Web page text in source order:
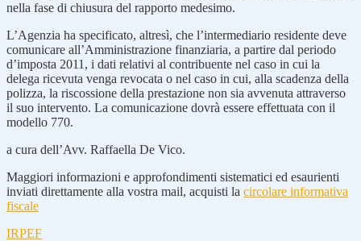
nella fase di chiusura del rapporto medesimo.
L’Agenzia ha specificato, altresì, che l’intermediario residente deve
comunicare all’Amministrazione finanziaria, a partire dal periodo
d’imposta 2011, i dati relativi al contribuente nel caso in cui la
delega ricevuta venga revocata o nel caso in cui, alla scadenza della
polizza, la riscossione della prestazione non sia avvenuta attraverso
il suo intervento. La comunicazione dovrà essere effettuata con il
modello 770.
a cura dell’Avv. Raffaella De Vico.
Maggiori informazioni e approfondimenti sistematici ed esaurienti
inviati direttamente alla vostra mail, acquisti la circolare informativa
fiscale
IRPEF